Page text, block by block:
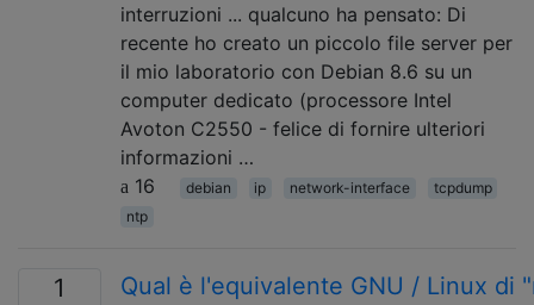
interruzioni ... qualcuno ha pensato: Di
recente ho creato un piccolo file server per
il mio laboratorio con Debian 8.6 su un
computer dedicato (processore Intel
Avoton C2550 - felice di fornire ulteriori
informazioni …
16
debian ip network-interface
tcpdump
ntp
1
Qual è l'equivalente GNU / Linux di